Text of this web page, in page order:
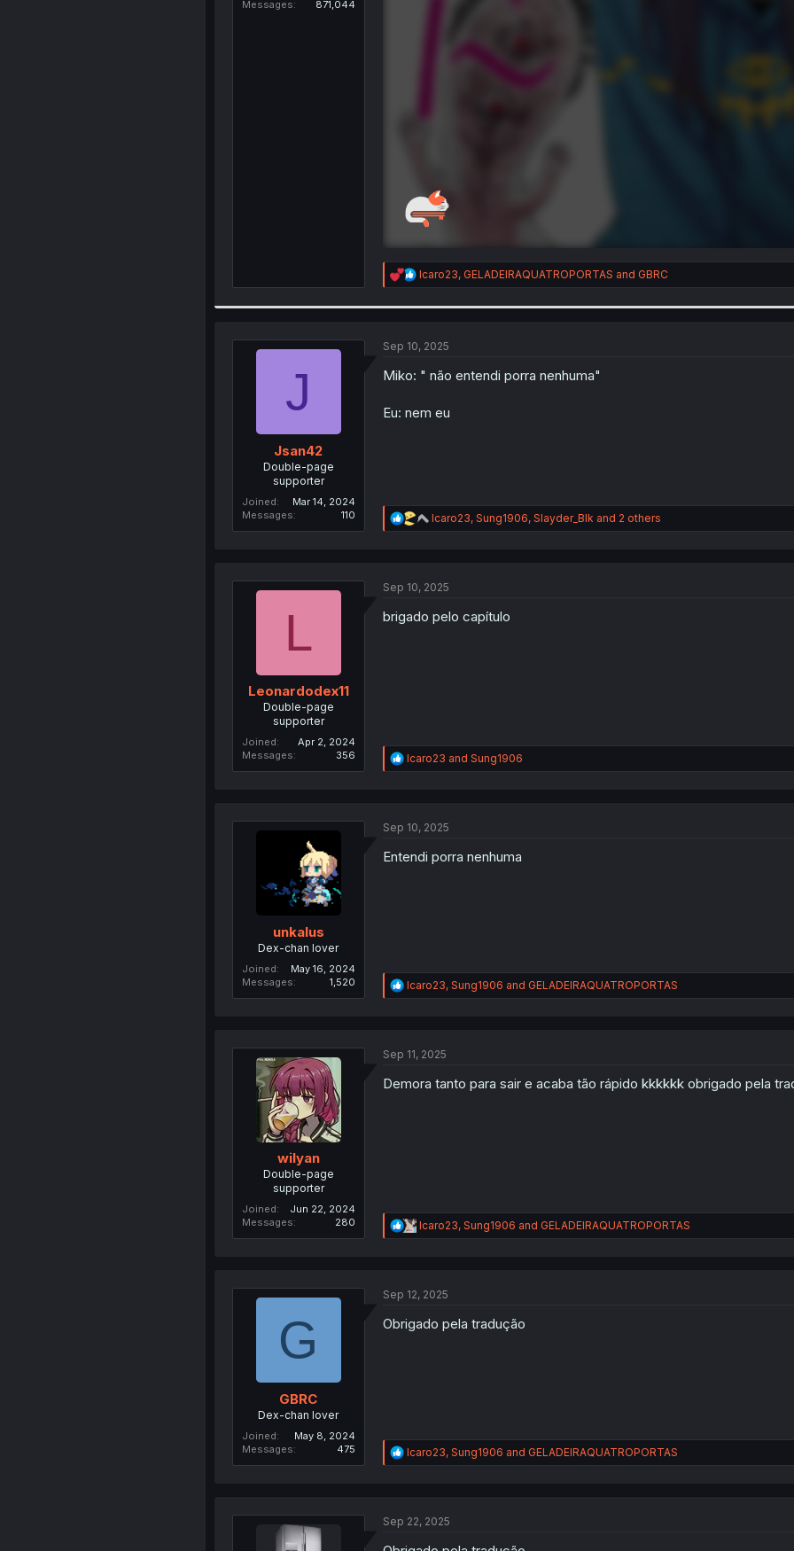
Messages
871,044
R
e
n
Icaro23, GELADEIRAQUATROPORTAS and GBRC
J
Jsan42
Double-page
supporter
Joined
Mar 14, 2024
Messages
110
Sep 10, 2025
Miko: " não entendi porra nenhuma"
Eu: nem eu
R
e
i
n
Icaro23, Sung1906, Slayder_Blk and 2 others
L
Leonardodex11
Double-page
supporter
Joined
Apr 2, 2024
Messages
356
Sep 10, 2025
brigado pelo capítulo
R
e
i
n
Icaro23 and Sung1906
unkalus
Dex-chan lover
Joined
May 16, 2024
Messages
1,520
Sep 10, 2025
Entendi porra nenhuma
R
e
i
n
Icaro23, Sung1906 and GELADEIRAQUATROPORTAS
wilyan
Double-page
supporter
Joined
Jun 22, 2024
Messages
280
Sep 11, 2025
Demora tanto para sair e acaba tão rápido kkkkkk obrigado pela
R
e
i
n
Icaro23, Sung1906 and GELADEIRAQUATROPORTAS
G
GBRC
Dex-chan lover
Joined
May 8, 2024
Messages
475
Sep 12, 2025
Obrigado pela tradução
R
e
i
Icaro23, Sung1906 and GELADEIRAQUATROPORTAS
Sep 22, 2025